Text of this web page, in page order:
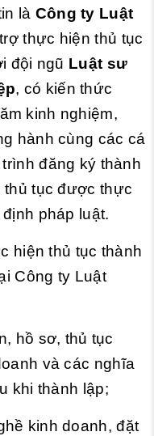
là Công ty Luật
thực hiện thủ tục
đội ngũ Luật sư
, có kiến thức
kinh nghiệm,
hành cùng các cá
đăng ký thành
thủ tục được thực
pháp luật.
hiện thủ tục thành
Công ty Luật
hồ sơ, thủ tục
và các nghĩa
khi thành lập;
kinh doanh, đặt